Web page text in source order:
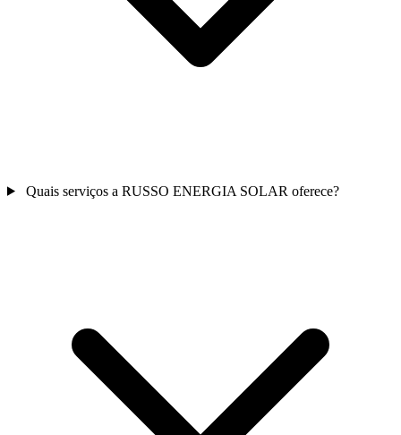
Quais serviços a RUSSO ENERGIA SOLAR oferece?